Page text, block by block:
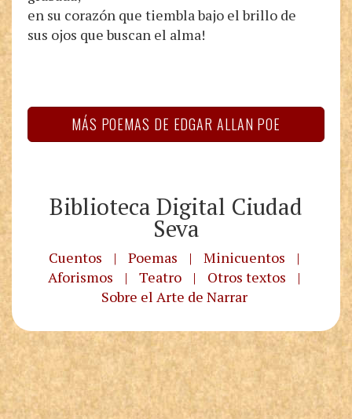
en su corazón que tiembla bajo el brillo de
sus ojos que buscan el alma!
MÁS POEMAS DE EDGAR ALLAN POE
Biblioteca Digital Ciudad
Seva
Cuentos | Poemas | Minicuentos
|
Aforismos
| Teatro | Otros textos
|
Sobre el Arte de Narrar